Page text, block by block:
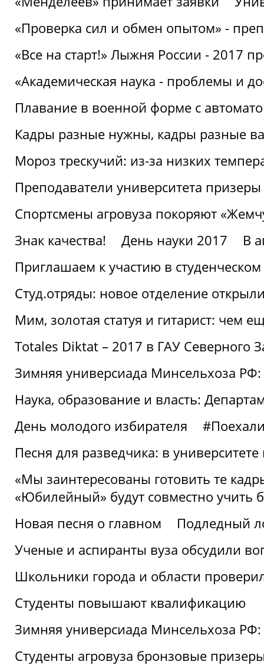
«Проверка сил и обмен опытом» -
«Все на старт!» Лыжня России - 2017
«Академическая наука - проблемы и
Плавание в военной форме с
Кадры разные нужны, кадры разные
Мороз трескучий: из-за низких
Преподаватели университета
Спортсмены агровуза покоряют
Знак качества!
День науки 2017
В
Приглашаем к участию в
Студ.отряды: новое отделение
Мим, золотая статуя и гитарист: чем
Totales Diktat – 2017 в ГАУ Северного
Зимняя универсиада Минсельхоза
Наука, образование и власть:
День молодого избирателя
Песня для разведчика: в
«Мы заинтересованы готовить те
«Юбилейный» будут совместно учить
Новая песня о главном
Подледный
Ученые и аспиранты вуза обсудили
Школьники города и области
Студенты повышают квалификацию
Зимняя универсиада Минсельхоза
Студенты агровуза бронзовые